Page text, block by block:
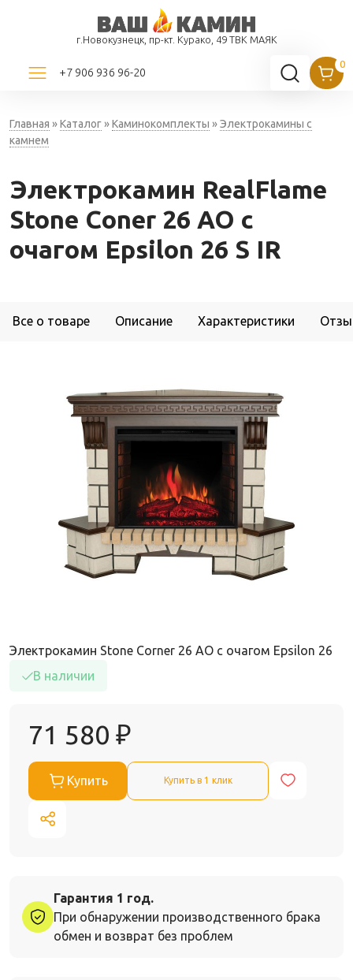
г.Новокузнецк, пр-кт. Курако, 49 ТВК МАЯК
+7 906 936 96-20
Главная »Каталог»Каминокомплекты »Электрокамины с
камнем
Электрокамин RealFlame
Stone Coner 26 AO с
очагом Epsilon 26 S IR
Все о товаре Описание Характеристики
Электрокамин Stone Corner 26 AO с очагом Epsilon 26
В наличии
71 580 ₽
Купить Купить в 1 клик
Гарантия 1 год.
При обнаружении производственного брака
обмен и возврат без проблем